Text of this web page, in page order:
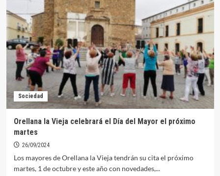
convoca
desde
hoy
ayudas
de
500
euros
para
los
bebés
nacidos
pueblos
de
menos
3.000
habitantes
Sociedad
Orellana la Vieja celebrará el Día del Mayor el próximo
martes
26/09/2024
Los mayores de Orellana la Vieja tendrán su cita el próximo
martes, 1 de octubre y este año con novedades,...